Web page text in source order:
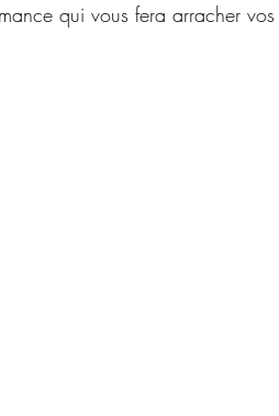
qui vous fera arracher